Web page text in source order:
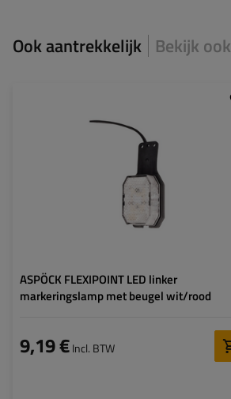
Ook aantrekkelijk Bekijk ook
ASPÖCK FLEXIPOINT LED linker
markeringslamp met beugel wit/rood
9,19 €Incl. BTW
LED
12/24 V
markeringslicht voorkant
markeringslicht
achterkant
plat